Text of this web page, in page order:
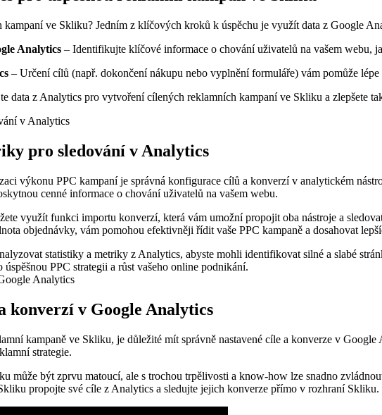
ve Skliku? Jedním z klíčových kroků k úspěchu je využít data z Google
Analytics – Identifikujte klíčové informace o chování uživatelů na vašem webu,
– Určení cílů (např. dokončení nákupu nebo vyplnění formuláře) vám pomůže
data z Analytics pro vytvoření cílených reklamních kampaní ve Skliku a zlepšete
pro sledování v Analytics
výkonu PPC kampaní je správná konfigurace cílů a konverzí v analytickém
cenné informace o chování uživatelů na vašem webu.
využít funkci importu konverzí, která vám umožní propojit oba nástroje a
objednávky, vám pomohou efektivněji řídit vaše PPC kampaně a dosahovat
statistiky a metriky z Analytics, abyste mohli identifikovat silné a slabé
PPC strategii a růst vašeho online podnikání.
konverzí v Google Analytics
kampaně ve Skliku, je důležité mít správně nastavené cíle a konverze v
strategie.
může být zprvu matoucí, ale s trochou trpělivosti a know-how lze snadno
propojte své cíle z Analytics a sledujte jejich konverze přímo v rozhraní Skliku.